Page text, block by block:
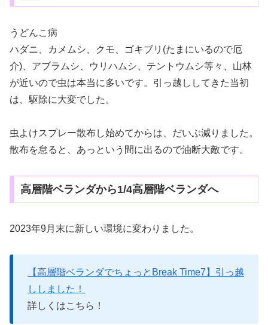
うどんこ病
ハダニ、カメムシ、クモ、ゴキブリ(たまにいるので厄
介)、アブラムシ、ウリハムシ、テントウムシ等々、山林
が近いので虫は本当に多いです。引っ越ししてきた当初
は、駆除に大変でした。
虫よけスプレー散布し始めてからは、だいぶ減りました。
散布を怠ると、あっという間に出るので油断大敵です。
高層階ベランダから1/4高層階ベランダへ
2023年9月末に新しい環境に変わりました。
【高層階ベランダでちょっとBreak Time7】引っ越
ししました！
詳しくはこちら！